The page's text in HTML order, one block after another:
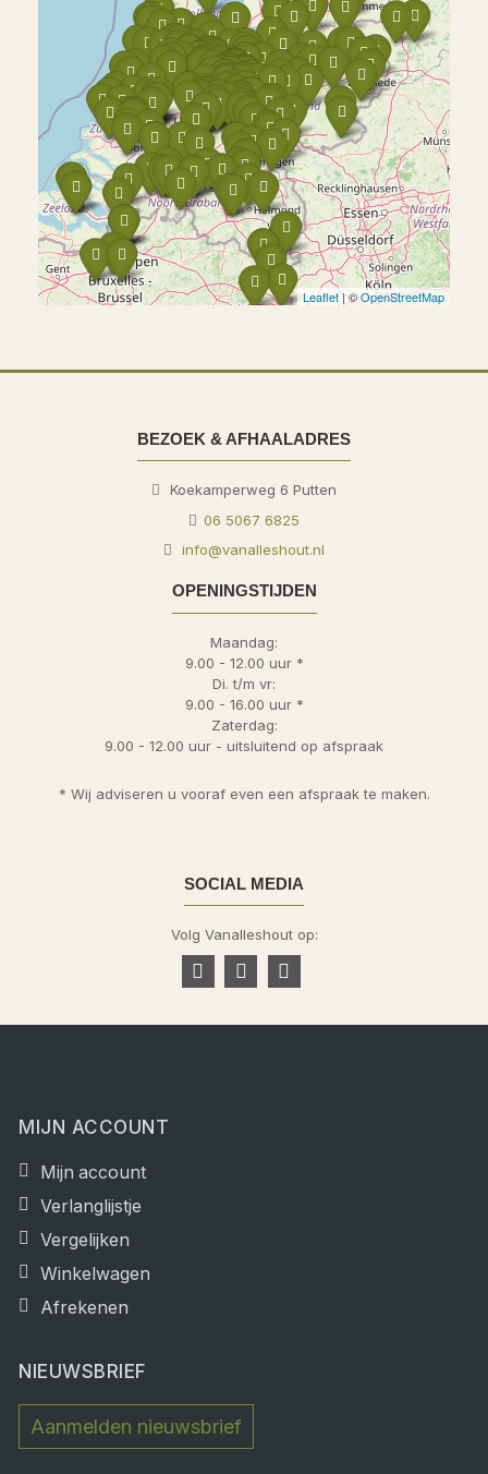
Leaflet| ©OpenStreetMap
BEZOEK & AFHAALADRES
Koekamperweg 6 Putten
06 5067 6825
info@vanalleshout.nl
OPENINGSTIJDEN
Maandag:
9.00 - 12.00 uur *
Di. t/m vr:
9.00 - 16.00 uur *
Zaterdag:
9.00 - 12.00 uur - uitsluitend op afspraak
* Wij adviseren u vooraf even een afspraak te maken.
SOCIAL MEDIA
Volg Vanalleshout op:
MIJN ACCOUNT
Mijn account
Verlanglijstje
Vergelijken
Winkelwagen
Afrekenen
NIEUWSBRIEF
Aanmelden nieuwsbrief